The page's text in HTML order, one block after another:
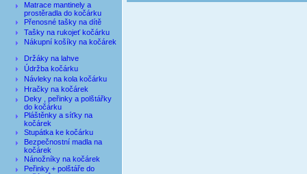
Matrace mantinely a
prostěradla do kočárku
Přenosné tašky na dítě
Tašky na rukojeť kočárku
Nákupní košíky na kočárek
Držáky na lahve
Údržba kočárku
Návleky na kola kočárku
Hračky na kočárek
Deky , peřinky a polštářky
do kočárku
Pláštěnky a síťky na
kočárek
Stupátka ke kočárku
Bezpečnostní madla na
kočárek
Nánožníky na kočárek
Peřinky + polštáře do